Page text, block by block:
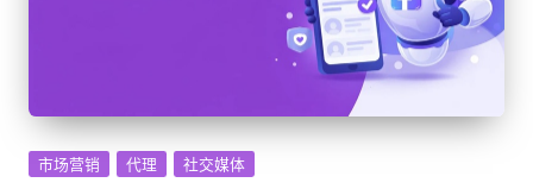
发市场营销 代理 社交媒体